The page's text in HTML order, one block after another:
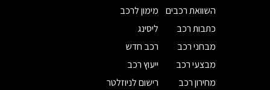
השוואת רכבים
כתבות רכב
מבחני רכב
מבצעי רכב
מחירון רכב
מימון לרכב
ליסינג
רכב חדש
ייעוץ רכב
רישום לניוזלטר